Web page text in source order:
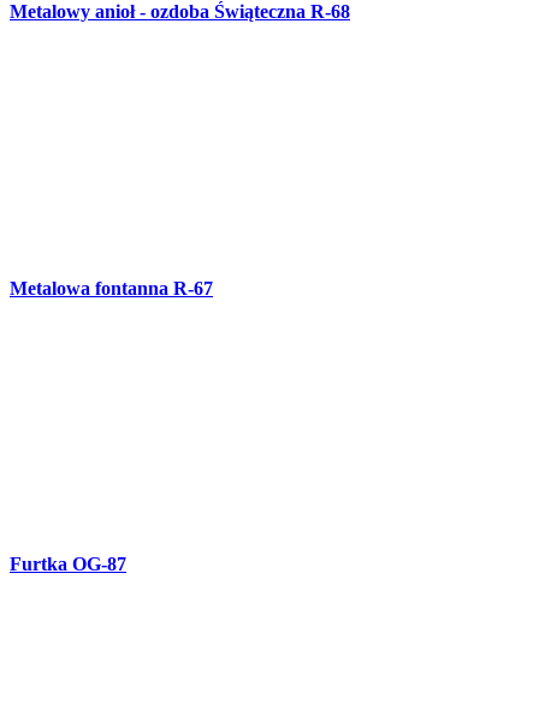
Furtka OG-87
Brama OG-86
Schody R-66